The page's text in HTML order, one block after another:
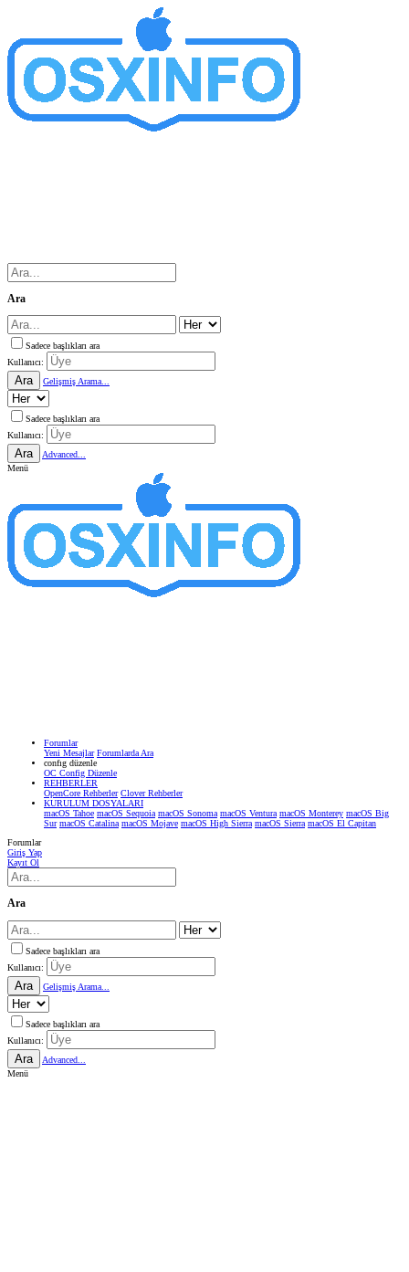
Ara
Sadece başlıkları ara
Kullanıcı:
Ara Gelişmiş Arama...
Sadece başlıkları ara
Kullanıcı:
Ara
Advanced...
Menü
Forumlar
Yeni Mesajlar Forumlarda Ara
confıg düzenle
OC Config Düzenle
REHBERLER
OpenCore Rehberler Clover Rehberler
KURULUM DOSYALARI
macOS Tahoe macOS Sequoia macOS Sonoma macOS Ventura macOS Monterey macOS Big
Sur macOS Catalina macOS Mojave macOS High Sierra macOS Sierra macOS El Capitan
Forumlar
Giriş Yap
Kayıt Ol
Ara
Sadece başlıkları ara
Kullanıcı:
Ara Gelişmiş Arama...
Sadece başlıkları ara
Kullanıcı:
Ara
Advanced...
Menü